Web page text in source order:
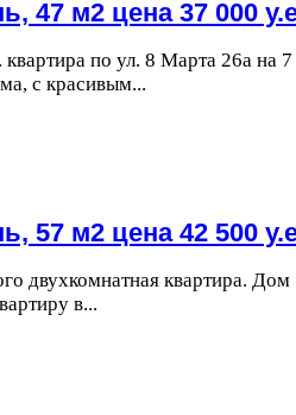
47 м2 цена 37 000
по ул. 8 Марта 26а на 7
с красивым...
57 м2 цена 42 500
двухкомнатная квартира. Дом
в...